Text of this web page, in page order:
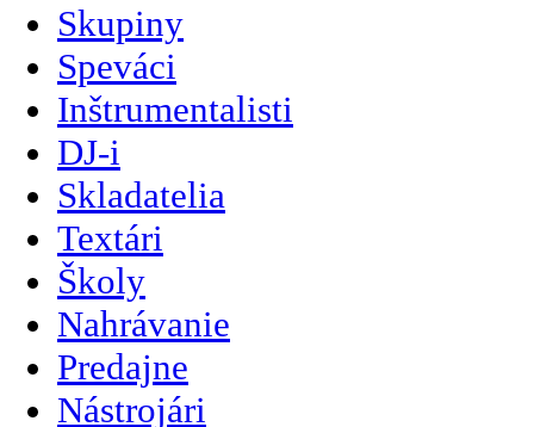
Skupiny
Speváci
Inštrumentalisti
DJ-i
Skladatelia
Textári
Školy
Nahrávanie
Predajne
Nástrojári